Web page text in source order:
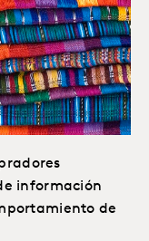
información
de